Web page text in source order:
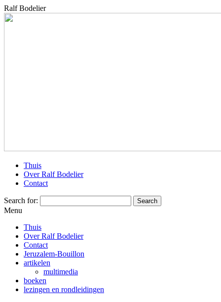
Ralf Bodelier
Thuis
Over Ralf Bodelier
Contact
Search for:
Menu
Thuis
Over Ralf Bodelier
Contact
Jeruzalem-Bouillon
artikelen
multimedia
boeken
lezingen en rondleidingen